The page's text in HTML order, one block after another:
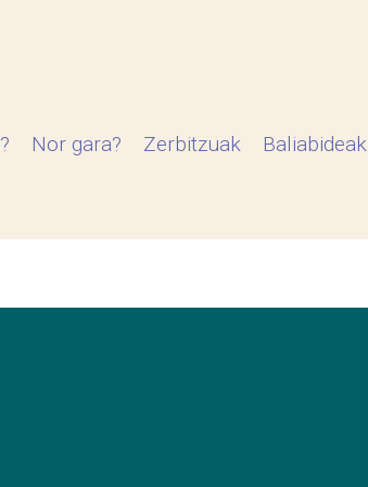
Nor gara? Zerbitzuak Baliabideak